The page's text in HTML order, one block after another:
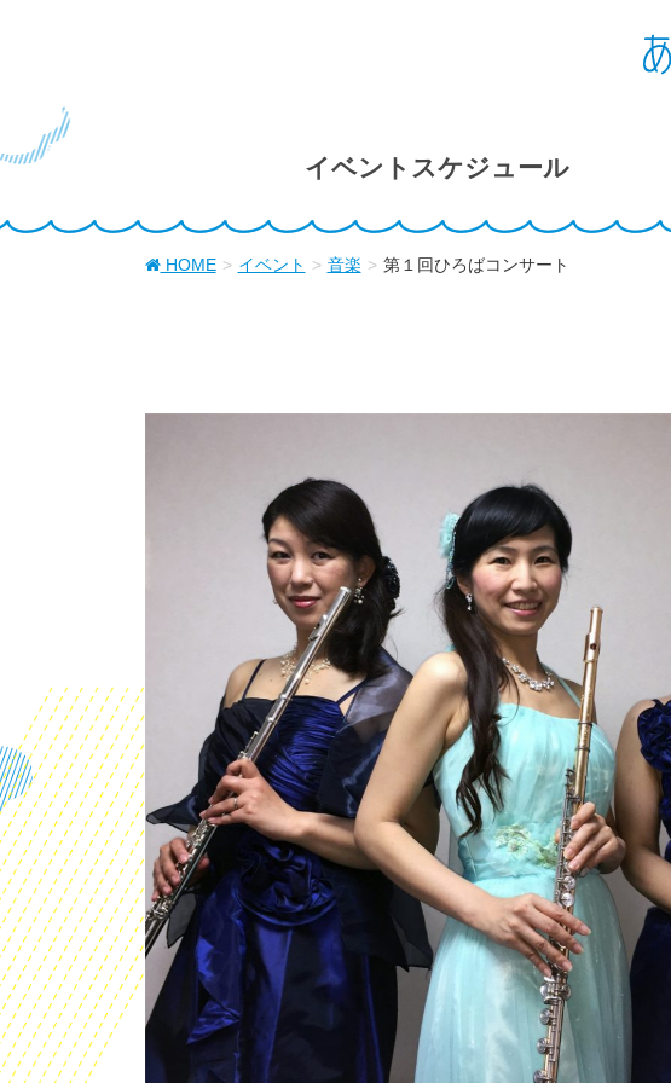
イベントスケジュール
HOME イベント 音楽 第１回ひろばコンサート